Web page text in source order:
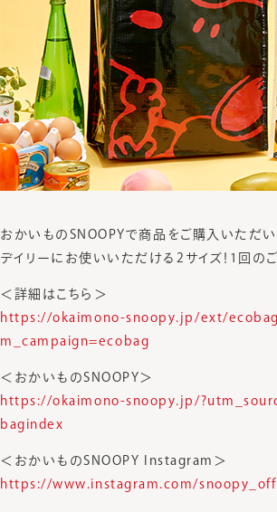
おかいものSNOOPYで商品をご購入いただ
デイリーにお使いいただける2サイズ！1回
＜詳細はこちら＞
https://okaimono-snoopy.jp/ext/
m_campaign=ecobag
＜おかいものSNOOPY＞
https://okaimono-snoopy.jp/
bagindex
＜おかいものSNOOPY Instagram＞
https://www.instagram.com/